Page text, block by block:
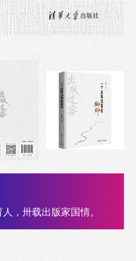
，卅载出版家国情。